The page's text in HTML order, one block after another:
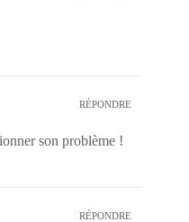
RÉPONDRE
son problème !
RÉPONDRE